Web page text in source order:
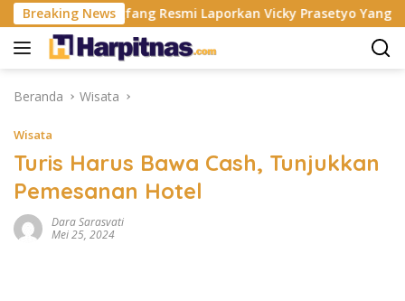
Langsung
ke
konten
Breaking News
Fangfang Resmi Laporkan Vicky Prasetyo Yang
Beranda Wisata
Wisata
Turis Harus Bawa Cash, Tunjukkan
Pemesanan Hotel
Dara Sarasvati
Mei 25, 2024